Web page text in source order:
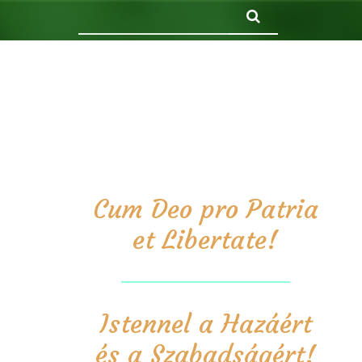
Cum Deo pro Patria
et Libertate!
Istennel a Hazáért
és a Szabadságért!